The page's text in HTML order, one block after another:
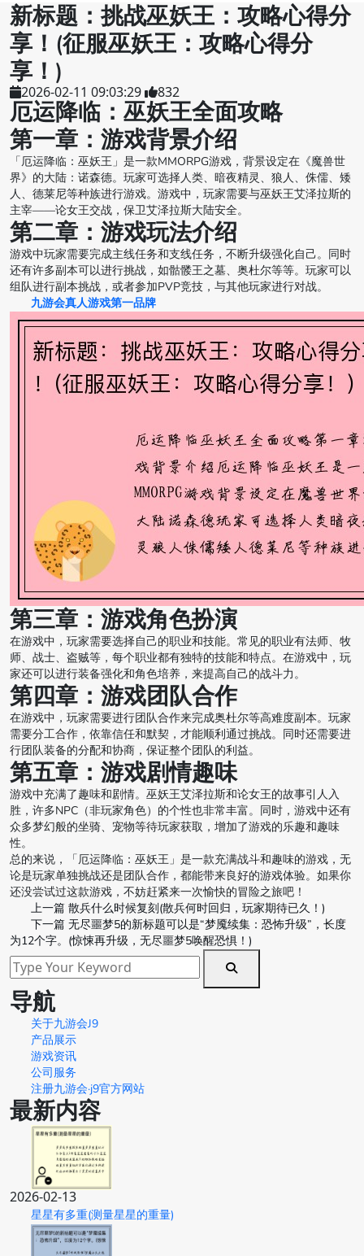
新标题：挑战巫妖王：攻略心得分
享！(征服巫妖王：攻略心得分
享！)
2026-02-11 09:03:29 832
厄运降临：巫妖王全面攻略
第一章：游戏背景介绍
「厄运降临：巫妖王」是一款MMORPG游戏，背景设定在《魔兽世
界》的大陆：诺森德。玩家可选择人类、暗夜精灵、狼人、侏儒、矮
人、德莱尼等种族进行游戏。游戏中，玩家需要与巫妖王艾泽拉斯的
主宰——论女王交战，保卫艾泽拉斯大陆安全。
第二章：游戏玩法介绍
游戏中玩家需要完成主线任务和支线任务，不断升级强化自己。同时
还有许多副本可以进行挑战，如骷髅王之墓、奥杜尔等等。玩家可以
组队进行副本挑战，或者参加PVP竞技，与其他玩家进行对战。
九游会真人游戏第一品牌
第三章：游戏角色扮演
在游戏中，玩家需要选择自己的职业和技能。常见的职业有法师、牧
师、战士、盗贼等，每个职业都有独特的技能和特点。在游戏中，玩
家还可以进行装备强化和角色培养，来提高自己的战斗力。
第四章：游戏团队合作
在游戏中，玩家需要进行团队合作来完成奥杜尔等高难度副本。玩家
需要分工合作，依靠信任和默契，才能顺利通过挑战。同时还需要进
行团队装备的分配和协商，保证整个团队的利益。
第五章：游戏剧情趣味
游戏中充满了趣味和剧情。巫妖王艾泽拉斯和论女王的故事引人入
胜，许多NPC（非玩家角色）的个性也非常丰富。同时，游戏中还有
众多梦幻般的坐骑、宠物等待玩家获取，增加了游戏的乐趣和趣味
性。
总的来说，「厄运降临：巫妖王」是一款充满战斗和趣味的游戏，无
论是玩家单独挑战还是团队合作，都能带来良好的游戏体验。如果你
还没尝试过这款游戏，不妨赶紧来一次愉快的冒险之旅吧！
上一篇 散兵什么时候复刻(散兵何时回归，玩家期待已久！)
下一篇 无尽噩梦5的新标题可以是“梦魇续集：恐怖升级”，长度
为12个字。(惊悚再升级，无尽噩梦5唤醒恐惧！)
导航
关于九游会J9
产品展示
游戏资讯
公司服务
注册九游会·j9官方网站
最新内容
2026-02-13
星星有多重(测量星星的重量)